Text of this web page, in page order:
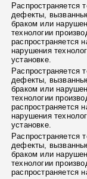
Распространяется
дефекты,
браком или
технологии
распространяется
нарушения
установке.
Распространяется
дефекты,
браком или
технологии
распространяется
нарушения
установке.
Распространяется
дефекты,
браком или
технологии
распространяется